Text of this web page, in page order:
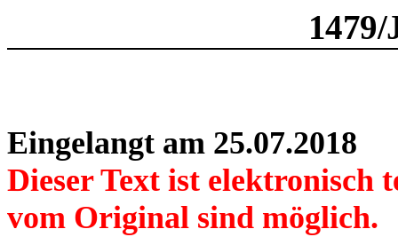
Eingelangt am 25.07.2018
Dieser Text ist elektronisch
vom Original sind möglich.